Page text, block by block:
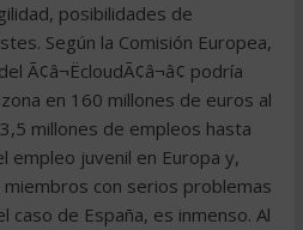
posibilidades de
Según la Comisión Europea,
podría
en 160 millones de euros al
millones de empleos hasta
empleo juvenil en Europa y,
con serios problemas
caso de España, es inmenso. Al